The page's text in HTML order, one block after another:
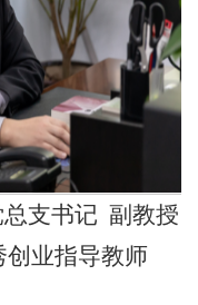
支书记 副教授
创业指导教师